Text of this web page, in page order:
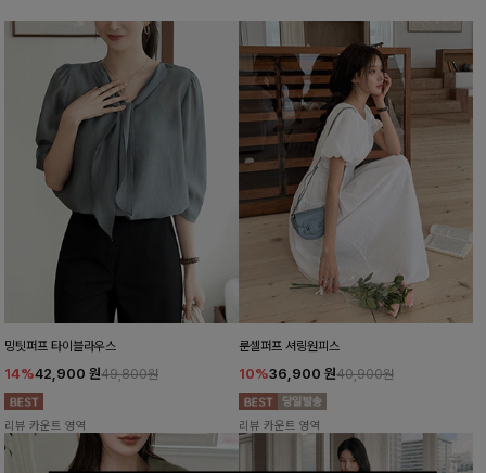
밍팃퍼프 타이블라우스
14%42,900 원49,800원
리뷰 카운트 영역
룬셀퍼프 셔링원피스
10%36,900 원40,900원
리뷰 카운트 영역